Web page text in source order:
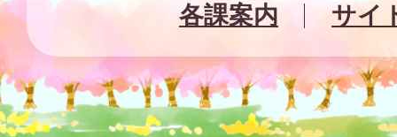
各課案内
サイ